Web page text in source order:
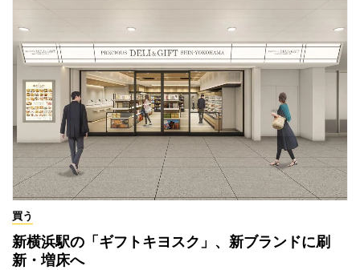
買う
新横浜駅の「ギフトキヨスク」、新ブランドに刷
新・増床へ